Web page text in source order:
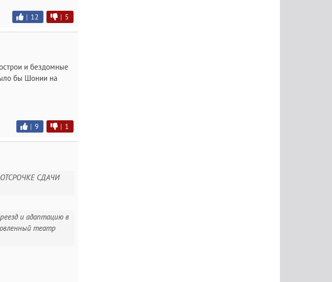
| 12 | 5
и бездомные
бы Шонии на
| 9 | 1
СДАЧИ
и адаптацию в
театр